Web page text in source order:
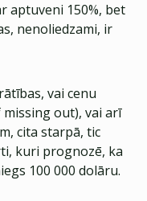
aptuveni 150%, bet
nenoliedzami, ir
vai cenu
out), vai arī
cita starpā, tic
kuri prognozē, ka
100 000 dolāru.